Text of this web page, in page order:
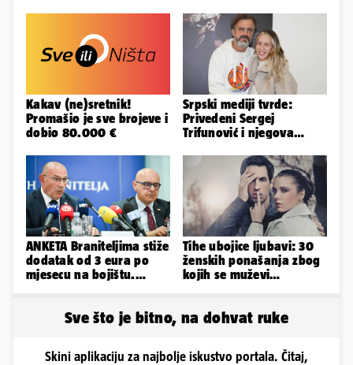
Kakav (ne)sretnik!
Promašio je sve brojeve i
dobio 80.000 €
Srpski mediji tvrde:
Privedeni Sergej
Trifunović i njegova
ANKETA Braniteljima stiže
dodatak od 3 eura po
mjesecu na bojištu.
Tihe ubojice ljubavi: 30
ženskih ponašanja zbog
kojih se muževi
Sve što je bitno, na dohvat ruke
Skini aplikaciju za najbolje iskustvo portala. Čitaj,